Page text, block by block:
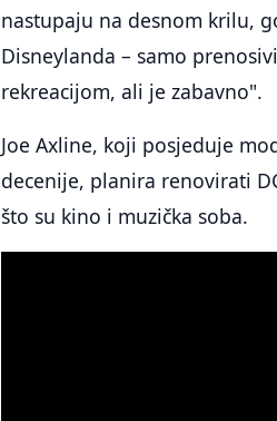
nastupaju na desnom krilu,
Disneylanda – samo
rekreacijom, ali je zabavno".
Joe Axline, koji posjeduje
decenije, planira renovirati
što su kino i muzička soba.